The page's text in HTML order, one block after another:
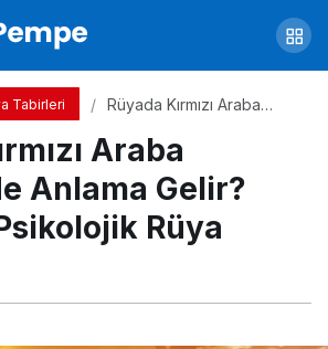
Tabirleri
Rüyada Kırmızı Araba
İslami ve Psikolojik Rüya
Tabiri
Araba
Anlama Gelir?
Rüya
At Görmek Ne Anlama Gelir?
Rüya Tabiri
Paylaş